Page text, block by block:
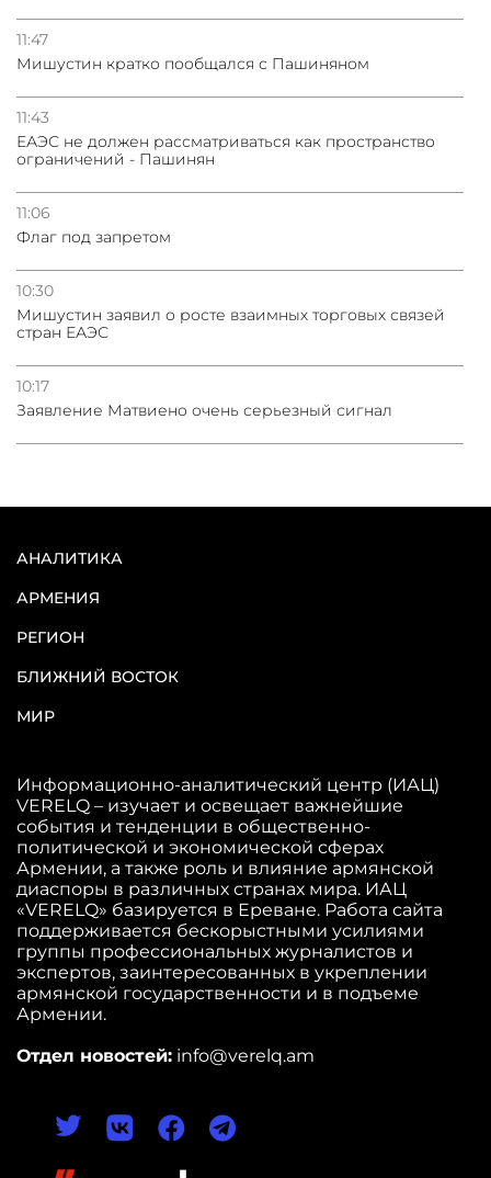
11:47
Мишустин кратко пообщался с Пашиняном
11:43
ЕАЭС не должен рассматриваться как пространство
ограничений - Пашинян
11:06
Флаг под запретом
10:30
Мишустин заявил о росте взаимных торговых связей
стран ЕАЭС
10:17
Заявление Матвиено очень серьезный сигнал
АНАЛИТИКА
АРМЕНИЯ
РЕГИОН
БЛИЖНИЙ ВОСТОК
МИР
Информационно-аналитический центр (ИАЦ)
VERELQ – изучает и освещает важнейшие
события и тенденции в общественно-
политической и экономической сферах
Армении, а также роль и влияние армянской
диаспоры в различных странах мира. ИАЦ
«VERELQ» базируется в Ереване. Работа сайта
поддерживается бескорыстными усилиями
группы профессиональных журналистов и
экспертов, заинтересованных в укреплении
армянской государственности и в подъеме
Армении.
Отдел новостей: info@verelq.am